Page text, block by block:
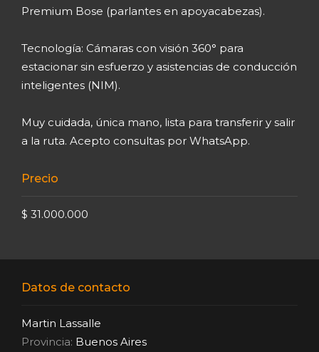
Premium Bose (parlantes en apoyacabezas).
Tecnología: Cámaras con visión 360° para
estacionar sin esfuerzo y asistencias de conducción
inteligentes (NIM).
Muy cuidada, única mano, lista para transferir y salir
a la ruta. Acepto consultas por WhatsApp.
Precio
$ 31.000.000
Datos de contacto
Martin Lassalle
Provincia: Buenos Aires